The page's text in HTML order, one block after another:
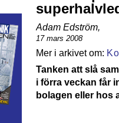
Adam Edström,
17 mars 2008
Tanken att slå
i förra veckan får
bolagen eller hos